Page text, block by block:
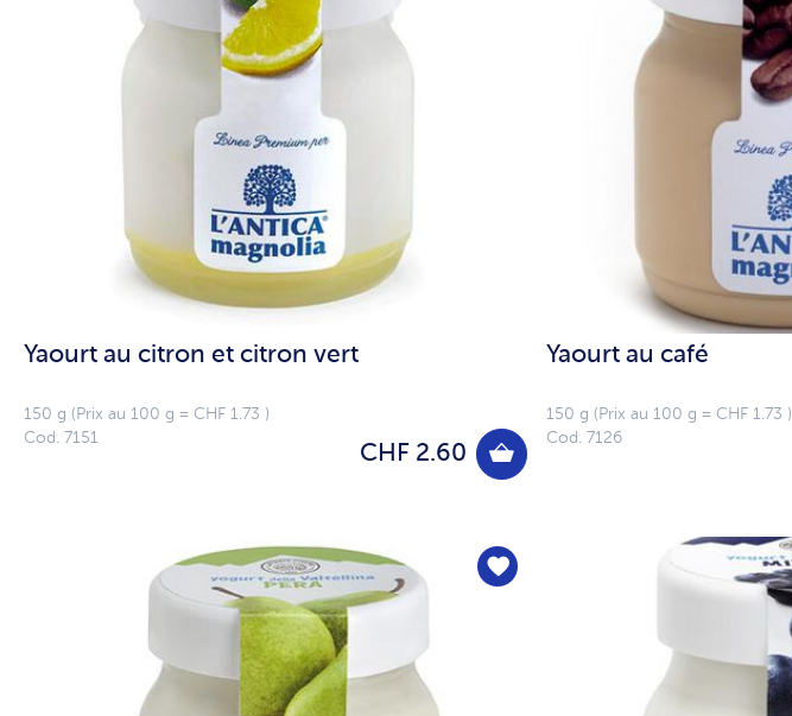
Yaourt au citron et citron vert
150 g (Prix au 100 g = CHF 1.73 )
CHF 2.60
Cod. 7151
Yaourt au café
150 g (Prix au 100 g = CHF 1.73 )
Cod. 7126